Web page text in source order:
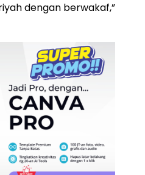
dengan berwakaf,”